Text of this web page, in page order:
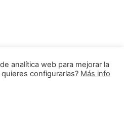
analítica web para mejorar la
configurarlas? Más info